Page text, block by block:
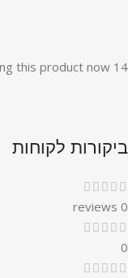
14
this product now!
ביקורות לקוחות
0 reviews
0